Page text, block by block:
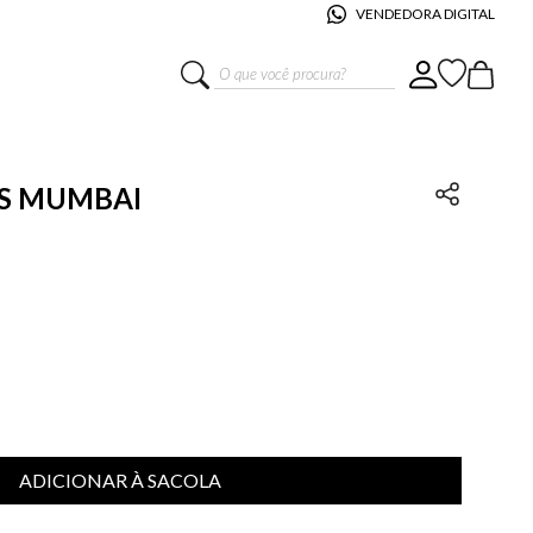
VENDEDORA DIGITAL
O que você procura?
MUMBAI
ADICIONAR À SACOLA